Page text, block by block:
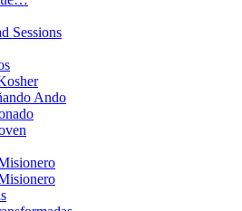
Sessions
Ando